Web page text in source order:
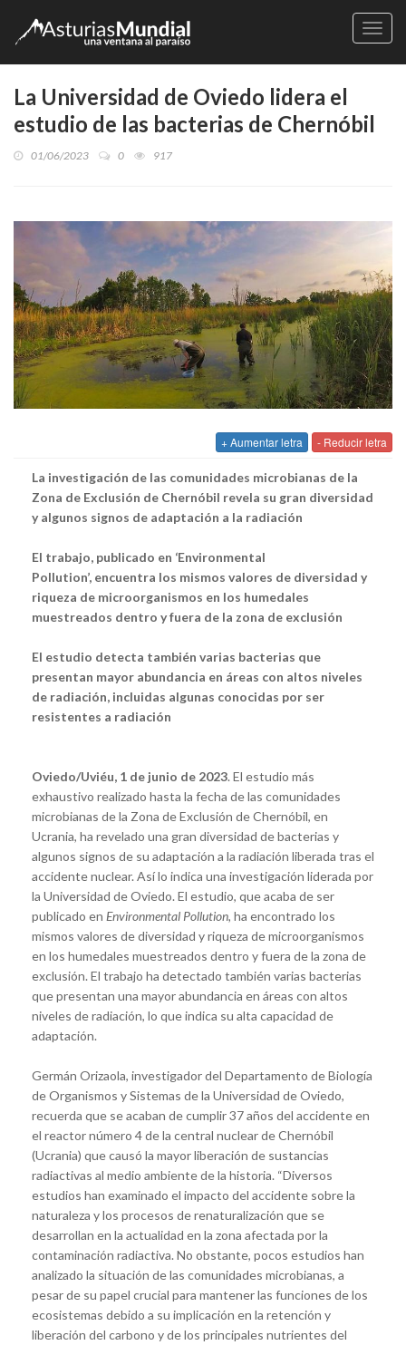
La Universidad de Oviedo lidera el
estudio de las bacterias de Chernóbil
01/06/2023 0 917
+ Aumentar letra - Reducir letra
La investigación de las comunidades microbianas de la
Zona de Exclusión de Chernóbil revela su gran diversidad
y algunos signos de adaptación a la radiación
El trabajo, publicado en ‘Environmental
Pollution’, encuentra los mismos valores de diversidad y
riqueza de microorganismos en los humedales
muestreados dentro y fuera de la zona de exclusión
El estudio detecta también varias bacterias que
presentan mayor abundancia en áreas con altos niveles
de radiación, incluidas algunas conocidas por ser
resistentes a radiación
Oviedo/Uviéu, 1 de junio de 2023. El estudio más
exhaustivo realizado hasta la fecha de las comunidades
microbianas de la Zona de Exclusión de Chernóbil, en
Ucrania, ha revelado una gran diversidad de bacterias y
algunos signos de su adaptación a la radiación liberada tras el
accidente nuclear. Así lo indica una investigación liderada por
la Universidad de Oviedo. El estudio, que acaba de ser
publicado en Environmental Pollution, ha encontrado los
mismos valores de diversidad y riqueza de microorganismos
en los humedales muestreados dentro y fuera de la zona de
exclusión. El trabajo ha detectado también varias bacterias
que presentan una mayor abundancia en áreas con altos
niveles de radiación, lo que indica su alta capacidad de
adaptación.
Germán Orizaola, investigador del Departamento de Biología
de Organismos y Sistemas de la Universidad de Oviedo,
recuerda que se acaban de cumplir 37 años del accidente en
el reactor número 4 de la central nuclear de Chernóbil
(Ucrania) que causó la mayor liberación de sustancias
radiactivas al medio ambiente de la historia. “Diversos
estudios han examinado el impacto del accidente sobre la
naturaleza y los procesos de renaturalización que se
desarrollan en la actualidad en la zona afectada por la
contaminación radiactiva. No obstante, pocos estudios han
analizado la situación de las comunidades microbianas, a
pesar de su papel crucial para mantener las funciones de los
ecosistemas debido a su implicación en la retención y
liberación del carbono y de los principales nutrientes del